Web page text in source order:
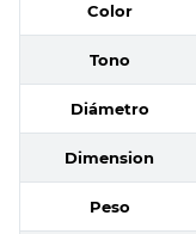
Color
Tono
Diámetro
Dimension
Peso